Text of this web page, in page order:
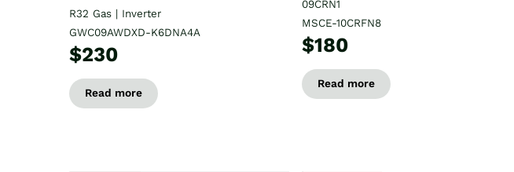
R32 Gas | Inverter
GWC09AWDXD-K6DNA4A
$230
Read more
09CRN1
MSCE-10CRFN8
$180
Read more